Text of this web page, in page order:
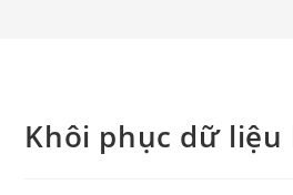
Khôi phục dữ liệu